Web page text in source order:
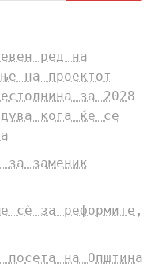
ред на
на проектот
за 2028
кога ќе се
за заменик
сè за реформите,
посета на Општина